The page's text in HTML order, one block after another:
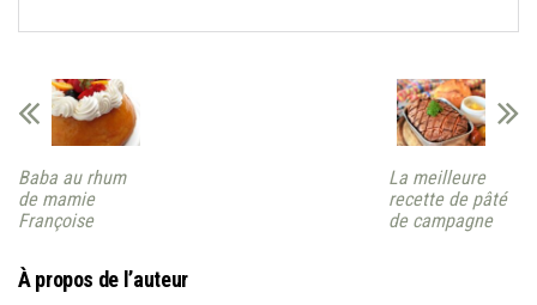
Baba au rhum
de mamie
Françoise
La meilleure
recette de pâté
de campagne
À propos de l’auteur